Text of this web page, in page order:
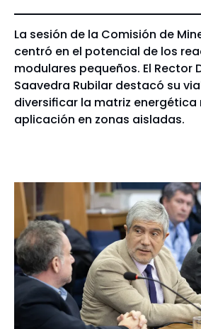
La sesión de la Comisión de
centró en el potencial de los
modulares pequeños. El Rector
Saavedra Rubilar destacó su
diversificar la matriz energética
aplicación en zonas aisladas.